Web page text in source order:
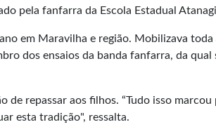
pela fanfarra da Escola Estadual
em Maravilha e região. Mobilizava toda
dos ensaios da banda fanfarra, da
de repassar aos filhos. “Tudo isso
esta tradição", ressalta.